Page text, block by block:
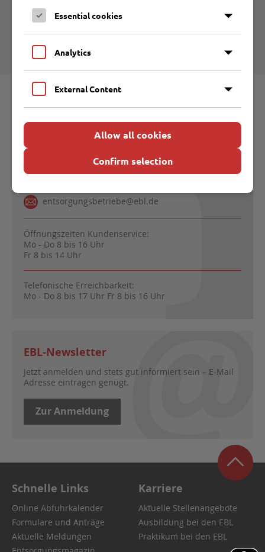
Anträge für eine zeitlich begrenzte
Benutzung der öffentlichen
Entwässerungsanlagen
Direktkontakt
Entsorgungsbetriebe Lübeck
Malmöstraße 22 | 23560 Lübeck
entsorgungsbetriebe@ebl.de
Öffnungszeiten Kundenservice:
Mo - Do 8 bis 16 Uhr
Fr 8 bis 14 Uhr
Telefonische Erreichbarkeit:
Mo - Do 8 bis 17 Uhr Fr 8 bis 16 Uhr
EBL-Newsletter
Jetzt anmelden und stets gut informiert sein – E-Mail
Adresse eintragen genügt.
Zur Anmeldung
Schnelle Links
Online Abfuhrkalender
Formulare und Anträge
Aktuelle Meldungen
Karriere
Aktuelle Stellenangebote
Ausbildung bei den EBL
Praktikum bei den EBL
Essential cookies
Analytics
External Content
Allow all cookies
Confirm selection